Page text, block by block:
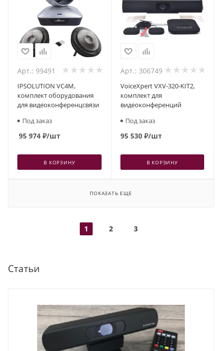
Арт.: 99491
IPSOLUTION VC4M,
комплект оборудования
для видеоконференцсвязи
Под заказ
95 974 ₽/шт
В КОРЗИНУ
Арт.: 306749
VoiceXpert VXV-320-KIT2,
комплект для
видеоконференций
Под заказ
95 530₽/шт
В КОРЗИНУ
ПОКАЗАТЬ ЕЩЕ
1 2 3
Статьи